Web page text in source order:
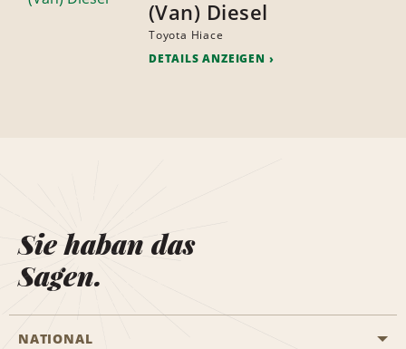
(Van) Diesel
Toyota Hiace
DETAILS ANZEIGEN
Sie haban das
Sagen.
NATIONAL